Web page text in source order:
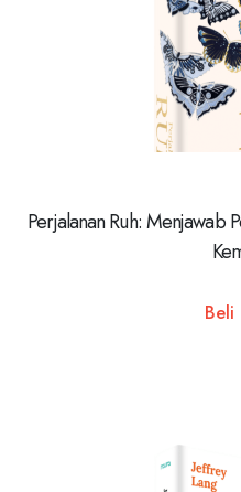
Perjalanan Ruh: Menjawab
Beli